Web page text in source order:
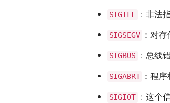
SIGILL ：非法
SIGSEGV ：对
SIGBUS ：总线
SIGABRT ：程
SIGIOT ：这个